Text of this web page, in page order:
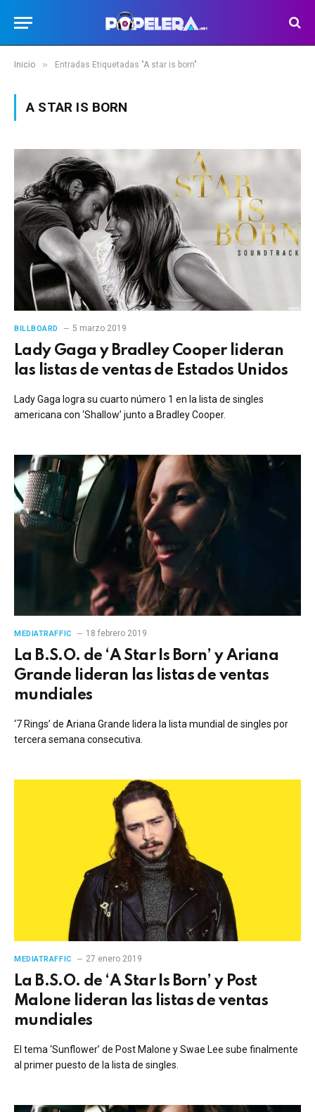
Inicio » Entradas Etiquetadas "A star is born"
A STAR IS BORN
BILLBOARD 5 marzo 2019
Lady Gaga y Bradley Cooper lideran
las listas de ventas de Estados Unidos
Lady Gaga logra su cuarto número 1 en la lista de singles
americana con ‘Shallow’ junto a Bradley Cooper.
MEDIATRAFFIC 18 febrero 2019
La B.S.O. de ‘A Star Is Born’ y Ariana
Grande lideran las listas de ventas
mundiales
‘7 Rings’ de Ariana Grande lidera la lista mundial de singles por
tercera semana consecutiva.
MEDIATRAFFIC 27 enero 2019
La B.S.O. de ‘A Star Is Born’ y Post
Malone lideran las listas de ventas
mundiales
El tema ‘Sunflower’ de Post Malone y Swae Lee sube finalmente
al primer puesto de la lista de singles.